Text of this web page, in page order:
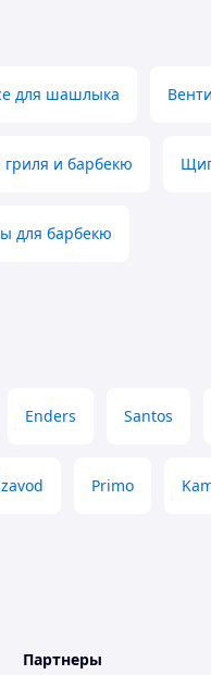
для шашлыка
гриля и барбекю
для барбекю
Enders Santos
Primo
Партнеры